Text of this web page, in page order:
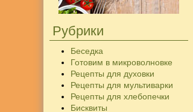
Рубрики
Беседка
Готовим в микроволновке
Рецепты для духовки
Рецепты для мультиварки
Рецепты для хлебопечки
Бисквиты